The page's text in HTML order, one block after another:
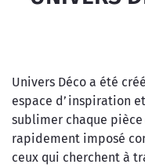
Univers Déco a été
espace d’inspiration
sublimer chaque pièce
rapidement imposé
ceux qui cherchent à